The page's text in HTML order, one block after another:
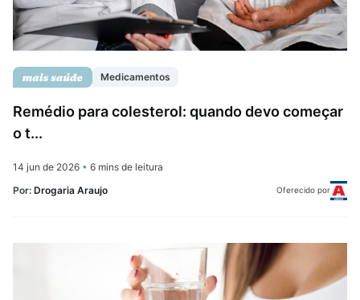
Medicamentos
Remédio para colesterol: quando devo começar
o t...
14 jun de 2026 • 6 mins de leitura
Por: Drogaria Araujo Oferecido por